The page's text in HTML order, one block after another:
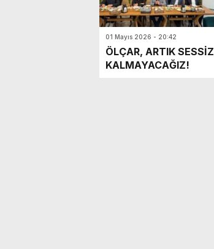
01 Mayıs 2026 - 20:42
ÖLÇAR, ARTIK SESSİZ
KALMAYACAĞIZ!